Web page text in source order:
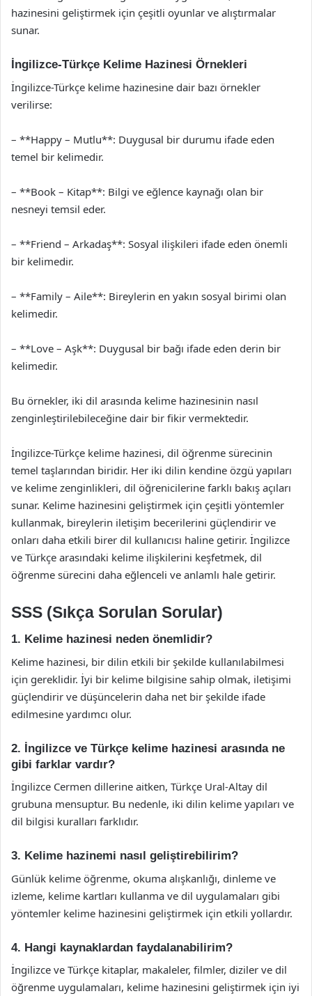
hazinesini geliştirmek için çeşitli oyunlar ve alıştırmalar
sunar.
İngilizce-Türkçe Kelime Hazinesi Örnekleri
İngilizce-Türkçe kelime hazinesine dair bazı örnekler
verilirse:
– **Happy – Mutlu**: Duygusal bir durumu ifade eden
temel bir kelimedir.
– **Book – Kitap**: Bilgi ve eğlence kaynağı olan bir
nesneyi temsil eder.
– **Friend – Arkadaş**: Sosyal ilişkileri ifade eden önemli
bir kelimedir.
– **Family – Aile**: Bireylerin en yakın sosyal birimi olan
kelimedir.
– **Love – Aşk**: Duygusal bir bağı ifade eden derin bir
kelimedir.
Bu örnekler, iki dil arasında kelime hazinesinin nasıl
zenginleştirilebileceğine dair bir fikir vermektedir.
İngilizce-Türkçe kelime hazinesi, dil öğrenme sürecinin
temel taşlarından biridir. Her iki dilin kendine özgü yapıları
ve kelime zenginlikleri, dil öğrenicilerine farklı bakış açıları
sunar. Kelime hazinesini geliştirmek için çeşitli yöntemler
kullanmak, bireylerin iletişim becerilerini güçlendirir ve
onları daha etkili birer dil kullanıcısı haline getirir. İngilizce
ve Türkçe arasındaki kelime ilişkilerini keşfetmek, dil
öğrenme sürecini daha eğlenceli ve anlamlı hale getirir.
SSS (Sıkça Sorulan Sorular)
1. Kelime hazinesi neden önemlidir?
Kelime hazinesi, bir dilin etkili bir şekilde kullanılabilmesi
için gereklidir. İyi bir kelime bilgisine sahip olmak, iletişimi
güçlendirir ve düşüncelerin daha net bir şekilde ifade
edilmesine yardımcı olur.
2. İngilizce ve Türkçe kelime hazinesi arasında ne
gibi farklar vardır?
İngilizce Cermen dillerine aitken, Türkçe Ural-Altay dil
grubuna mensuptur. Bu nedenle, iki dilin kelime yapıları ve
dil bilgisi kuralları farklıdır.
3. Kelime hazinemi nasıl geliştirebilirim?
Günlük kelime öğrenme, okuma alışkanlığı, dinleme ve
izleme, kelime kartları kullanma ve dil uygulamaları gibi
yöntemler kelime hazinesini geliştirmek için etkili yollardır.
4. Hangi kaynaklardan faydalanabilirim?
İngilizce ve Türkçe kitaplar, makaleler, filmler, diziler ve dil
öğrenme uygulamaları, kelime hazinesini geliştirmek için iyi